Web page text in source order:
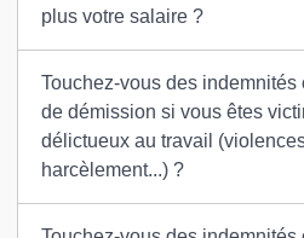
plus votre salaire ?
Touchez-vous des indemnités
de démission si vous êtes
délictueux au travail
harcèlement...) ?